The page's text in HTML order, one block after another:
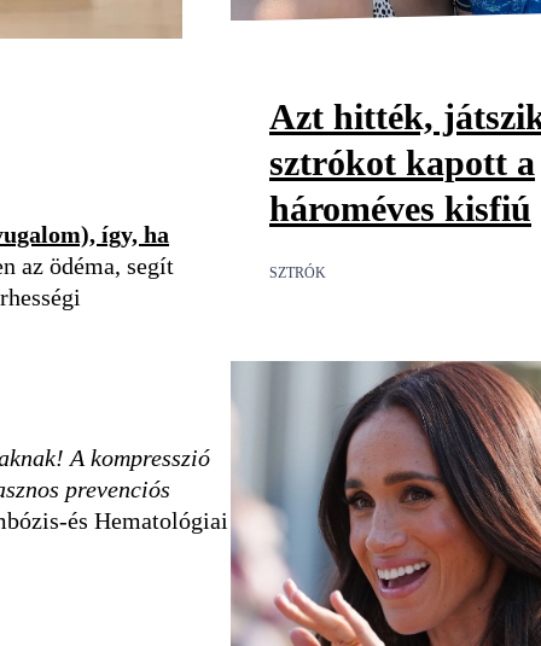
így, ha
az ödéma, segít
A kompresszió
prevenciós
és Hematológiai
Azt hitték,
sztrókot kapott a
hároméves kisfiú
SZTRÓK